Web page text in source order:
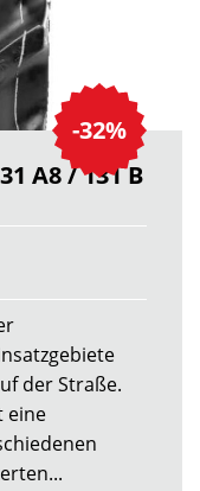
-32%
A8 / 131 B
der Straße.
eine